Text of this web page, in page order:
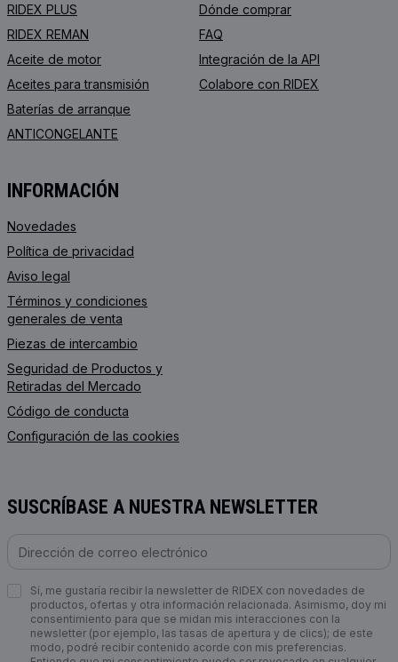
RIDEX PLUS
RIDEX REMAN
Aceite de motor
Aceites para transmisión
Baterías de arranque
ANTICONGELANTE
Dónde comprar
FAQ
Integración de la API
Colabore con RIDEX
INFORMACIÓN
Novedades
Política de privacidad
Aviso legal
Términos y condiciones
generales de venta
Piezas de intercambio
Seguridad de Productos y
Retiradas del Mercado
Código de conducta
Configuración de las cookies
SUSCRÍBASE A NUESTRA NEWSLETTER
Sí, me gustaría recibir la newsletter de RIDEX con novedades de
productos, ofertas y otra información relacionada. Asimismo, doy mi
consentimiento para que se midan mis interacciones con la
newsletter (por ejemplo, las tasas de apertura y de clics); de este
modo, podré recibir contenido acorde con mis preferencias.